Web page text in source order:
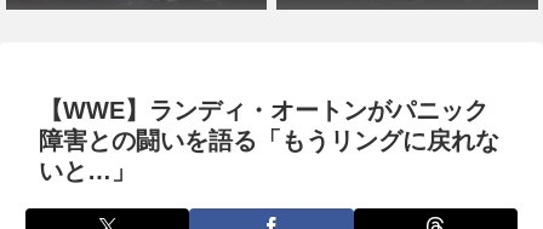
【WWE】ランディ・オートンがパニック
障害との闘いを語る「もうリングに戻れな
いと…」